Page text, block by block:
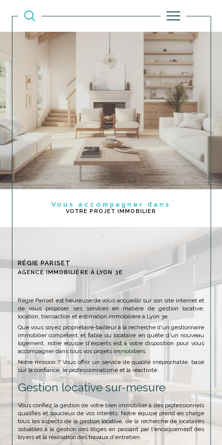
Vous accompagner dans
VOTRE PROJET IMMOBILIER
RÉGIE PARISET
AGENCE IMMOBILIÈRE À LYON 3E
Régie Pariset est heureuse de vous accueillir sur son site internet et
de vous proposer ses services en matière de gestion locative,
location, transaction et estimation immobilière à Lyon 3e.
Que vous soyez propriétaire-bailleur à la recherche d'un gestionnaire
immobilier compétent et fiable ou locataire en quête d'un nouveau
logement, notre équipe d'experts est à votre disposition pour vous
accompagner dans tous vos projets immobiliers.
Notre mission ? Vous offrir un service de qualité irréprochable, basé
sur la confiance, le professionnalisme et la réactivité.
Gestion locative sur-mesure
Vous confiez la gestion de votre bien immobilier à des professionnels
qualifiés et soucieux de vos intérêts. Notre équipe prend en charge
tous les aspects de la gestion locative, de la recherche de locataires
solvables à la gestion des litiges en passant par l'encaissement des
loyers et la réalisation des travaux d'entretien.